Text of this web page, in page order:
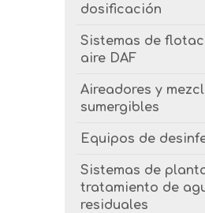
dosificación
Sistemas de
aire DAF
Aireadores y
sumergibles
Equipos de
Sistemas de
tratamiento de
residuales